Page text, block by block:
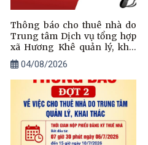
Thông báo cho thuê nhà do
Trung tâm Dịch vụ tổng hợp
xã Hương Khê quản lý, khai
thác (đợt 3)
04/08/2026